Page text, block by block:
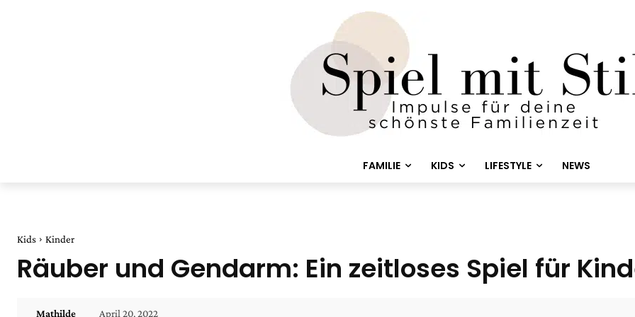
FAMILIE KIDS LIFESTYLE NEWS
Kids Kinder
Räuber und Gendarm: Ein zeitloses Spiel für
Mathilde April 20, 2022